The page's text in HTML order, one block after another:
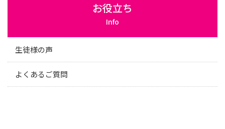
お役立ち
Info
生徒様の声
よくあるご質問